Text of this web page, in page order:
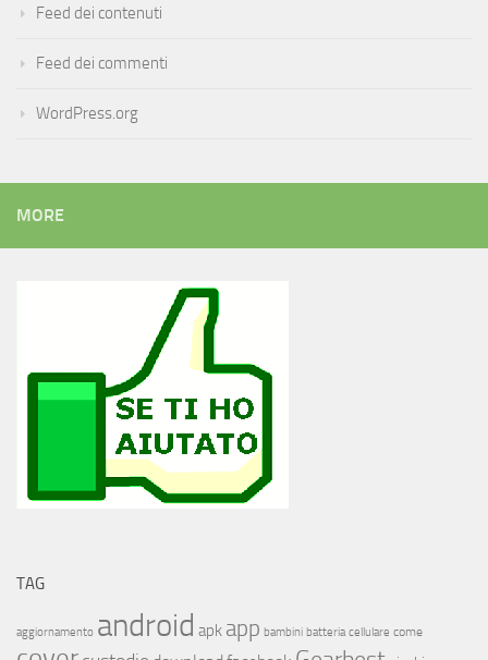
Feed dei contenuti
Feed dei commenti
WordPress.org
MORE
TAG
aggiornamento android apk app bambini batteria cellulare come